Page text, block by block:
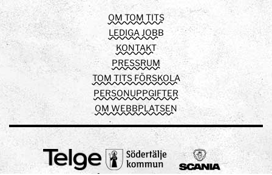
FacebookInstagramYoutube
OM TOM TITS
LEDIGA JOBB
KONTAKT
PRESSRUM
TOM TITS FÖRSKOLA
PERSONUPPGIFTER
OM WEBBPLATSEN